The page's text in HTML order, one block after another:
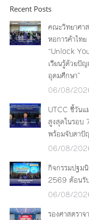
Recent Posts
คณะวิทยาศา
หอการค้าไท
“Unlock
เรียนรู้ด้วยปั
อุดมศึกษา”
06/08/
UTCC ชี้วัน
สูงสุดในรอบ
พร้อมจับตาปั
06/08/
กิจกรรมปฐม
2569 ต้อนรั
06/08/
รองศาสตรา